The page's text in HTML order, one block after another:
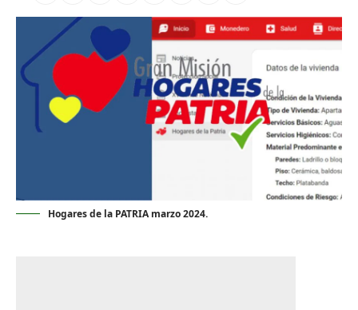
Hogares de la PATRIA marzo 2024.